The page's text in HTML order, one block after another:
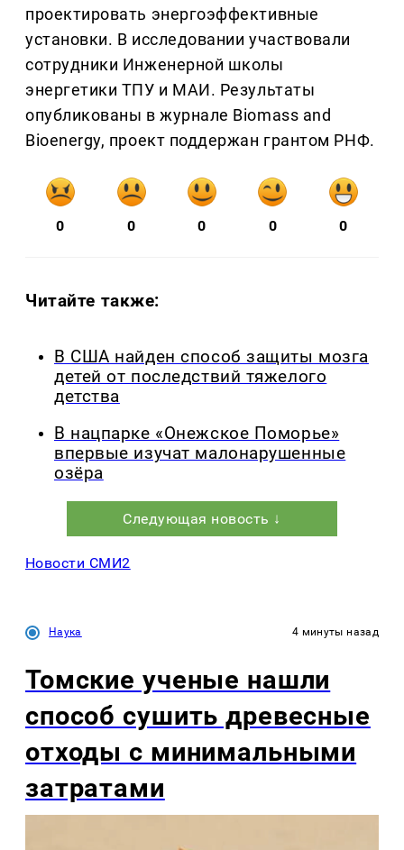
проектировать энергоэффективные
установки. В исследовании участвовали
сотрудники Инженерной школы
энергетики ТПУ и МАИ. Результаты
опубликованы в журнале Biomass and
Bioenergy, проект поддержан грантом РНФ.
0 0 0 0 0
Читайте также:
В США найден способ защиты мозга
детей от последствий тяжелого
детства
В нацпарке «Онежское Поморье»
впервые изучат малонарушенные
озёра
Следующая новость ↓
Новости СМИ2
Наука 4 минуты назад
Томские ученые нашли
способ сушить древесные
отходы с минимальными
затратами